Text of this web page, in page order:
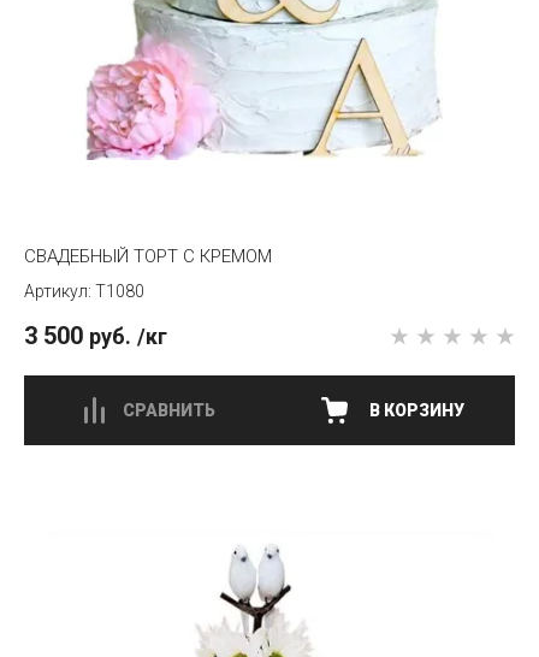
СВАДЕБНЫЙ ТОРТ С КРЕМОМ
T1080
3 500 руб. /кг